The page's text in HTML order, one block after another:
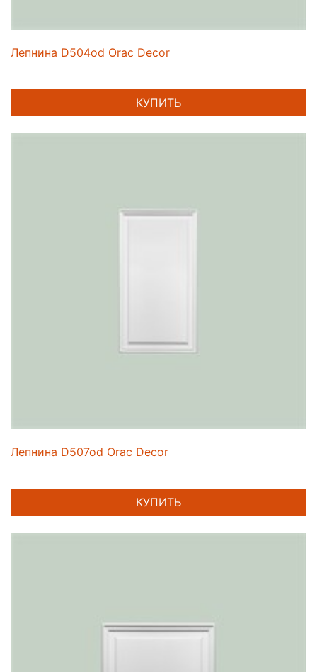
Лепнина D504od Orac Decor
КУПИТЬ
Лепнина D507od Orac Decor
КУПИТЬ